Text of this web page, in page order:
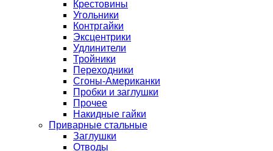
Крестовины
Угольники
Контргайки
Эксцентрики
Удлинители
Тройники
Переходники
Сгоны-Американки
Пробки и заглушки
Прочее
Накидные гайки
Приварные стальные
Заглушки
Отводы